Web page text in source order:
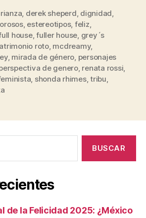
, derek sheperd, dignidad,
, estereotipos, feliz,
house,fuller house, grey´s
roto, mcdreamy,
, mirada de género, personajes
de genero, renata rossi,
, shonda rhimes,tribu,
de la Felicidad 2025: ¿México